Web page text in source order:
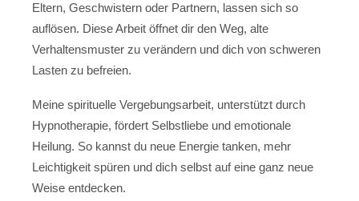
Eltern, Geschwistern oder Partnern, lassen sich so
auflösen. Diese Arbeit öffnet dir den Weg, alte
Verhaltensmuster zu verändern und dich von schweren
Lasten zu befreien.
Meine spirituelle Vergebungsarbeit, unterstützt durch
Hypnotherapie, fördert Selbstliebe und emotionale
Heilung. So kannst du neue Energie tanken, mehr
Leichtigkeit spüren und dich selbst auf eine ganz neue
Weise entdecken.